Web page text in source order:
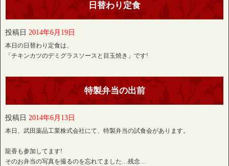
日替わり定食
投稿日 2014年6月19日
本日の日替わり定食は、
「チキンカツのデミグラスソースと目玉焼き」です!
特製弁当の出前
投稿日 2014年6月13日
本日、武田薬品工業株式会社にて、特製弁当の試食会があります。
龍香も参加してます!
そのお弁当の写真を撮るのを忘れてました…残念…